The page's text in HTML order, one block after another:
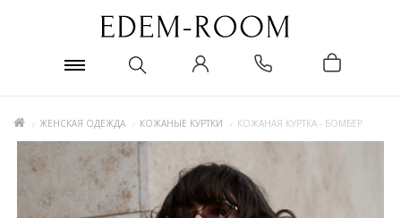
ЖЕНСКАЯ ОДЕЖДА КОЖАНЫЕ КУРТКИ КОЖАНАЯ КУРТКА - БОМБЕР